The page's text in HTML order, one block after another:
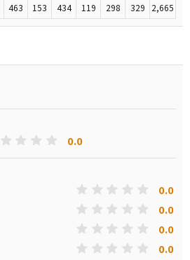
463 153 434 119 298 329 2,665
0.0
0.0
0.0
0.0
0.0